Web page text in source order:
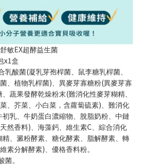
敏EX超酵益生菌
x1盒
乳酸菌(凝乳芽孢桿菌、鼠李糖乳桿菌、
、植物乳桿菌)、異麥芽寡糖粉(異麥芽寡
、蔬果發酵乾燥粉末(難消化性麥芽糊精、
、芥菜、小白菜，含蘿蔔硫素)、難消化
初乳、牛奶蛋白濃縮物、脫脂奶粉、中鏈
然香料)、海藻鈣、維生素C、綜合消化
精、澱粉酵素、糖化酵素、脂解酵素、轉
素分解酵素)、優格香料粉。
菌。